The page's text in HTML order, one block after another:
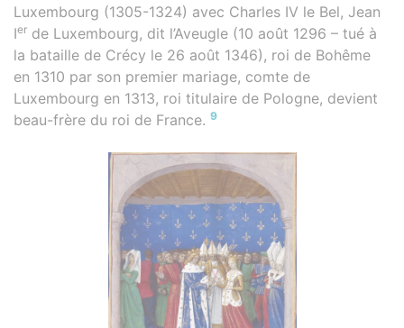
Luxembourg (1305-1324) avec Charles IV le Bel, Jean
Ier de Luxembourg, dit l’Aveugle (10 août 1296 – tué à
la bataille de Crécy le 26 août 1346), roi de Bohême
en 1310 par son premier mariage, comte de
Luxembourg en 1313, roi titulaire de Pologne, devient
beau-frère du roi de France. 9